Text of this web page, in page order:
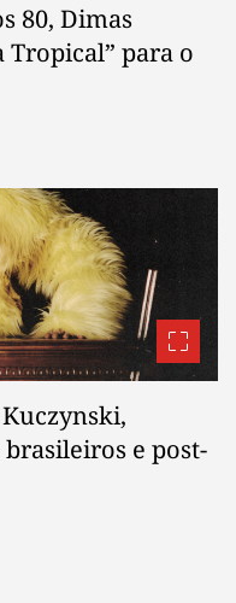
80, Dimas
Tropical” para o
e post-